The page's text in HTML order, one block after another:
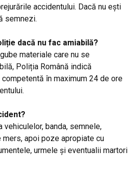
accidentului. Dacă nu ești
semnezi.
dacă nu fac amiabilă?
materiale care nu se
Poliția Română indică
în maximum 24 de ore
banda, semnele,
apoi poze apropiate cu
urmele și eventualii martori